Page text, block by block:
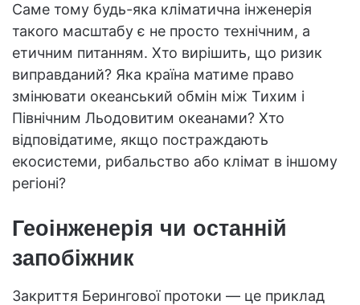
Саме тому будь-яка кліматична інженерія
такого масштабу є не просто технічним, а
етичним питанням. Хто вирішить, що ризик
виправданий? Яка країна матиме право
змінювати океанський обмін між Тихим і
Північним Льодовитим океанами? Хто
відповідатиме, якщо постраждають
екосистеми, рибальство або клімат в іншому
регіоні?
Геоінженерія чи останній
запобіжник
Закриття Берингової протоки — це приклад